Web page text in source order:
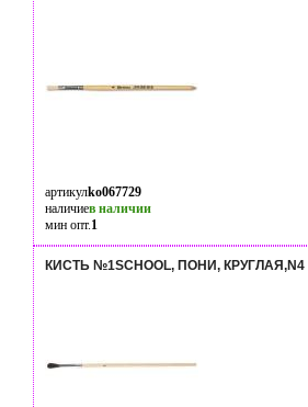
артикулko067729
наличиев наличии
мин опт.1
КИСТЬ №1SCHOOL, ПОНИ, КРУГЛАЯ,N4